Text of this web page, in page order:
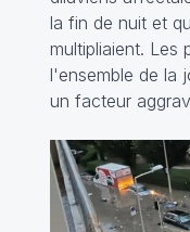
la fin de nuit et
multipliaient. Les
l'ensemble de la
un facteur